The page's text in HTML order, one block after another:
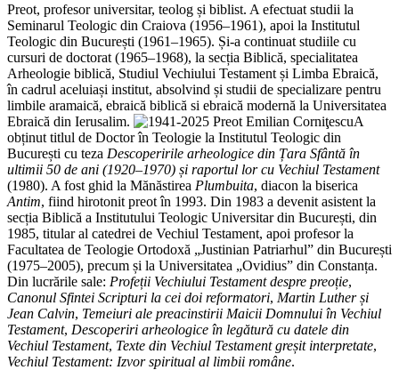
Preot, profesor universitar, teolog și biblist. A efectuat studii la
Seminarul Teologic din Craiova (1956–1961), apoi la Institutul
Teologic din București (1961–1965). Și-a continuat studiile cu
cursuri de doctorat (1965–1968), la secția Biblică, specialitatea
Arheologie biblică, Studiul Vechiului Testament și Limba Ebraică,
în cadrul aceluiași institut, absolvind și studii de specializare pentru
limbile aramaică, ebraică biblică si ebraică modernă la Universitatea
Ebraică din Ierusalim.
A
obținut titlul de Doctor în Teologie la Institutul Teologic din
București cu teza Descoperirile arheologice din Țara Sfântă în
ultimii 50 de ani (1920–1970) și raportul lor cu Vechiul Testament
(1980). A fost ghid la Mănăstirea Plumbuita, diacon la biserica
Antim, fiind hirotonit preot în 1993. Din 1983 a devenit asistent la
secția Biblică a Institutului Teologic Universitar din București, din
1985, titular al catedrei de Vechiul Testament, apoi profesor la
Facultatea de Teologie Ortodoxă „Justinian Patriarhul” din București
(1975–2005), precum și la Universitatea „Ovidius” din Constanța.
Din lucrările sale: Profeții Vechiului Testament despre preoție,
Canonul Sfintei Scripturi la cei doi reformatori, Martin Luther și
Jean Calvin, Temeiuri ale preacinstirii Maicii Domnului în Vechiul
Testament, Descoperiri arheologice în legătură cu datele din
Vechiul Testament, Texte din Vechiul Testament greșit interpretate,
Vechiul Testament: Izvor spiritual al limbii române.